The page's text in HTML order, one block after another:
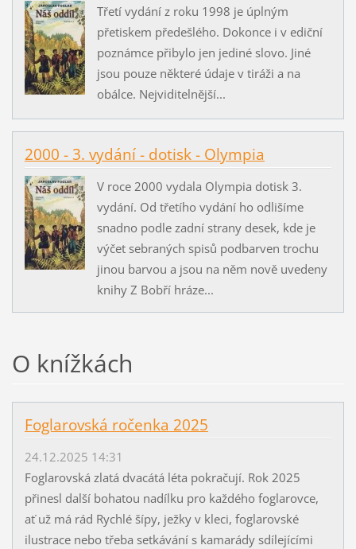
Třetí vydání z roku 1998 je úplným
přetiskem předešlého. Dokonce i v ediční
poznámce přibylo jen jediné slovo. Jiné
jsou pouze některé údaje v tiráži a na
obálce. Nejviditelnější...
2000 - 3. vydání - dotisk - Olympia
V roce 2000 vydala Olympia dotisk 3.
vydání. Od třetího vydání ho odlišíme
snadno podle zadní strany desek, kde je
výčet sebraných spisů podbarven trochu
jinou barvou a jsou na něm nově uvedeny
knihy Z Bobří hráze...
O knížkách
Foglarovská ročenka 2025
24.12.2025 14:31
Foglarovská zlatá dvacátá léta pokračují. Rok 2025
přinesl další bohatou nadílku pro každého foglarovce,
ať už má rád Rychlé šípy, ježky v kleci, foglarovské
ilustrace nebo třeba setkávání s kamarády sdílejícími